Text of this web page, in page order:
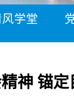
风学堂
神 锚